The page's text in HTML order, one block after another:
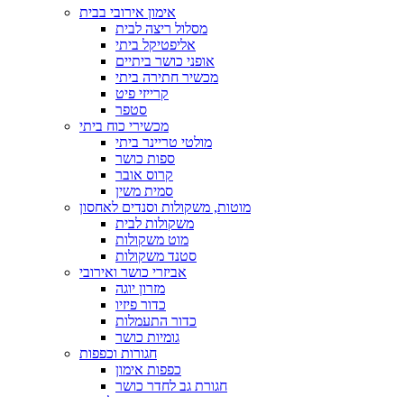
אימון אירובי בבית
מסלול ריצה לבית
אליפטיקל ביתי
אופני כושר ביתיים
מכשיר חתירה ביתי
קרייזי פיט
סטפר
מכשירי כוח ביתי
מולטי טריינר ביתי
ספות כושר
קרוס אובר
סמית משין
מוטות, משקולות וסנדים לאחסון
משקולות לבית
מוט משקולות
סטנד משקולות
אביזרי כושר ואירובי
מזרון יוגה
כדור פיזיו
כדור התעמלות
גומיות כושר
חגורות וכפפות
כפפות אימון
חגורת גב לחדר כושר